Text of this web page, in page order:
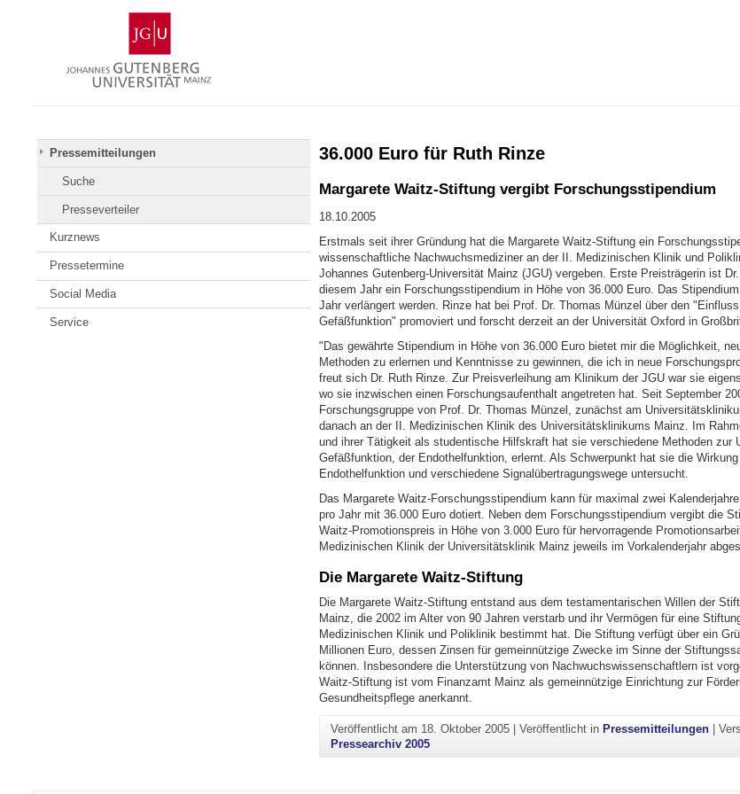
Gutenberg-
Universität
Mainz
Pressemitteilungen
Suche
Presseverteiler
Kurznews
Pressetermine
Social Media
Service
36.000 Euro für Ruth Rinze
Margarete Waitz-Stiftung vergibt Forschungsstipendium
18.10.2005
Erstmals seit ihrer Gründung hat die Margarete Waitz-Stiftung ein
wissenschaftliche Nachwuchsmediziner an der II. Medizinischen Klinik und
Johannes Gutenberg-Universität Mainz (JGU) vergeben. Erste Preisträgerin ist
diesem Jahr ein Forschungsstipendium in Höhe von 36.000 Euro. Das
Jahr verlängert werden. Rinze hat bei Prof. Dr. Thomas Münzel über den
Gefäßfunktion" promoviert und forscht derzeit an der Universität Oxford in
"Das gewährte Stipendium in Höhe von 36.000 Euro bietet mir die Möglichkeit,
Methoden zu erlernen und Kenntnisse zu gewinnen, die ich in neue
freut sich Dr. Ruth Rinze. Zur Preisverleihung am Klinikum der JGU war sie
wo sie inzwischen einen Forschungsaufenthalt angetreten hat. Seit September
Forschungsgruppe von Prof. Dr. Thomas Münzel, zunächst am
danach an der II. Medizinischen Klinik des Universitätsklinikums Mainz. Im
und ihrer Tätigkeit als studentische Hilfskraft hat sie verschiedene Methoden zur
Gefäßfunktion, der Endothelfunktion, erlernt. Als Schwerpunkt hat sie die
Endothelfunktion und verschiedene Signalübertragungswege untersucht.
Das Margarete Waitz-Forschungsstipendium kann für maximal zwei
pro Jahr mit 36.000 Euro dotiert. Neben dem Forschungsstipendium vergibt die
Waitz-Promotionspreis in Höhe von 3.000 Euro für hervorragende
Medizinischen Klinik der Universitätsklinik Mainz jeweils im Vorkalenderjahr
Die Margarete Waitz-Stiftung
Die Margarete Waitz-Stiftung entstand aus dem testamentarischen Willen der
Mainz, die 2002 im Alter von 90 Jahren verstarb und ihr Vermögen für eine
Medizinischen Klinik und Poliklinik bestimmt hat. Die Stiftung verfügt über ein
Millionen Euro, dessen Zinsen für gemeinnützige Zwecke im Sinne der
können. Insbesondere die Unterstützung von Nachwuchswissenschaftlern ist
Waitz-Stiftung ist vom Finanzamt Mainz als gemeinnützige Einrichtung zur
Gesundheitspflege anerkannt.
Veröffentlicht am 18. Oktober 2005 |Veröffentlicht in Pressemitteilungen |
Pressearchiv 2005